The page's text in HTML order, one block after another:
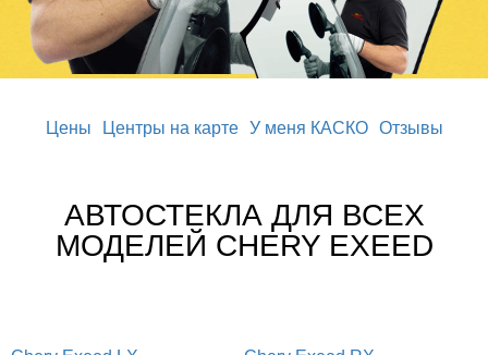
Цены Центры на карте У меня КАСКО Отзывы
АВТОСТЕКЛА ДЛЯ ВСЕХ
МОДЕЛЕЙ CHERY EXEED